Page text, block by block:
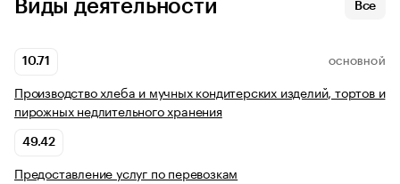
Виды деятельности Все
10.71 ОСНОВНОЙ
Производство хлеба и мучных кондитерских изделий, тортов и
пирожных недлительного хранения
49.42
Предоставление услуг по перевозкам